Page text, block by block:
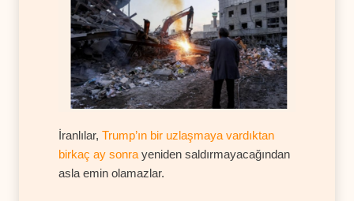
İranlılar, Trump’ın bir uzlaşmaya vardıktan
birkaç ay sonra yeniden saldırmayacağından
asla emin olamazlar.